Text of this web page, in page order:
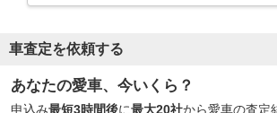
車査定を依頼する
あなたの愛車、今いくら？
申込み最短3時間後に最大20社から愛車の査定